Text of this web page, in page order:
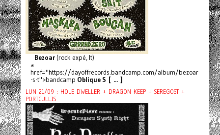
Bezoar(rock expé, It)
a
href="https://dayoffrecords.bandcamp.com/album/bezoar
-s-t">bandcamp Oblique S [ ... ]
LUN 21/09 : HOLE DWELLER + DRAGON KEEP + SEREGOST +
PORTCULLIS